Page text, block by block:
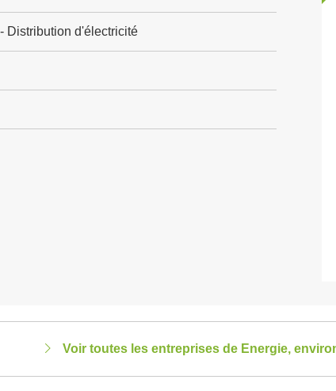
Distribution d'électricité
Voir toutes les entreprises de Energie,